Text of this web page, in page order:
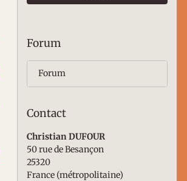
Forum
Forum
Contact
Christian DUFOUR
50 rue de Besançon
25320
France (métropolitaine)